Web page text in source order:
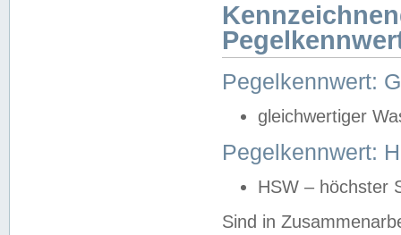
Pegelkennwert:
gleichwertiger
Pegelkennwert:
HSW – höchster
Sind in